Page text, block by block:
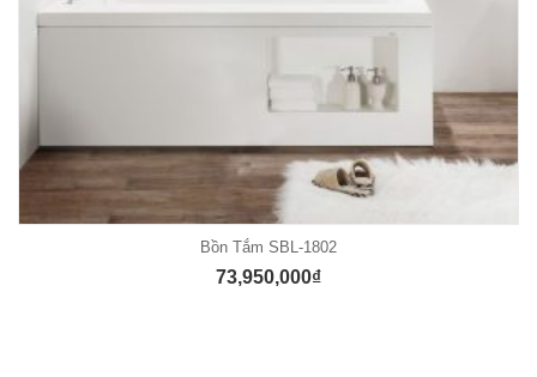
ADD TO CART
Bồn Tắm SBL-1802
73,950,000₫